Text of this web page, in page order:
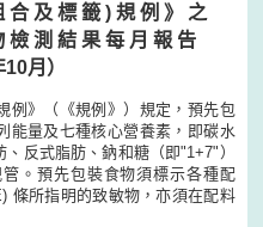
合 及 標 籤 ) 規 例 》 之
檢 測 結 果 每 月 報 告
月）
例》（《規例》）規定，預先包
能量及七種核心營養素，即碳水
反式脂肪、鈉和糖（即"1+7"）
。預先包裝食物須標示各種配
條所指明的致敏物，亦須在配料